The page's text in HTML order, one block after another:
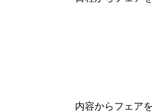
内容からフェアを